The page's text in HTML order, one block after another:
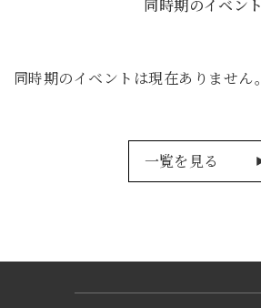
同時期のイベント
同時期のイベントは現在ありません。
一覧を見る